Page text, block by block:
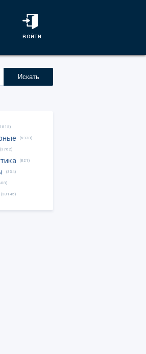
войти
Искать
(6378)
(3762)
(821)
(334)
(28145)